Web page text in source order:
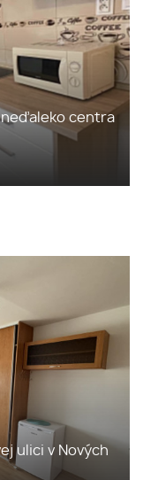
neďaleko centra
ulici v Nových